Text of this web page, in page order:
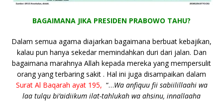
BAGAIMANA JIKA PRESIDEN PRABOWO TAHU?
Dalam semua agama diajarkan bagaimana berbuat kebajikan,
kalau pun hanya sekedar memindahkan duri dari jalan. Dan
bagaimana marahnya Allah kepada mereka yang mempersulit
orang yang terbaring sakit . Hal ini juga disampaikan dalam
Surat Al Baqarah ayat 195, “…Wa anfiquu fii sabiilillaahi wa
laa tulqu bi’aidiikum ilat-tahlukah wa ahsinu, innallaaha